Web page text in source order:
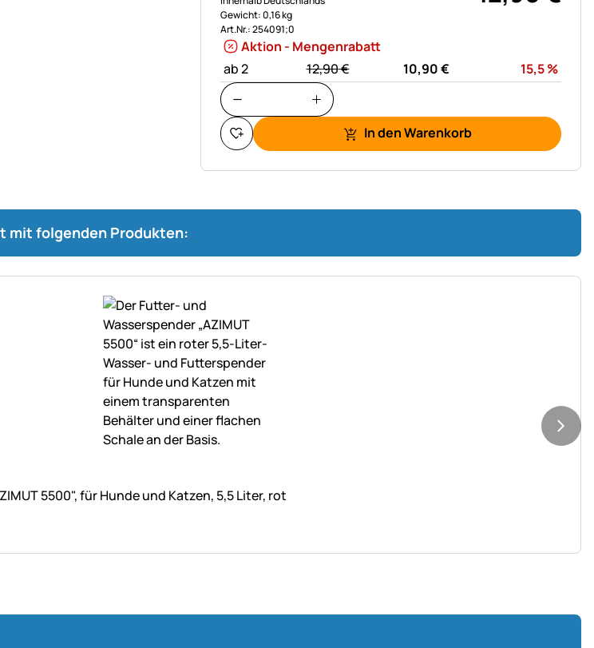
Gewicht: 0,16 kg
Art.Nr.: 254091;0
Aktion - Mengenrabatt
ab 2
statt:
12,90€ 10,90€ 15,5%
In den Warenkorb
mit folgenden Produkten:
5500", für Hunde und Katzen, 5,5 Liter, rot